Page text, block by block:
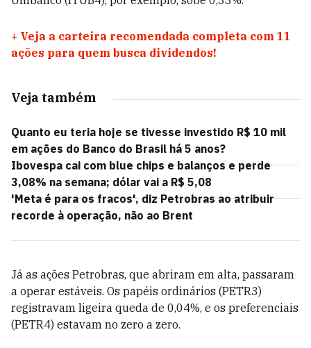
+ Veja a carteira recomendada completa com 11
ações para quem busca dividendos!
Veja também
Quanto eu teria hoje se tivesse investido R$ 10 mil
em ações do Banco do Brasil há 5 anos?
Ibovespa cai com blue chips e balanços e perde
3,08% na semana; dólar vai a R$ 5,08
'Meta é para os fracos', diz Petrobras ao atribuir
recorde à operação, não ao Brent
Já as ações Petrobras, que abriram em alta, passaram
a operar estáveis. Os papéis ordinários (PETR3)
registravam ligeira queda de 0,04%, e os preferenciais
(PETR4) estavam no zero a zero.